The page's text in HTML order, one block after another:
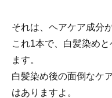
それは、ヘアケア成分
これ1本で、白髪染め
ます。
白髪染め後の面倒なケ
はありますよ。